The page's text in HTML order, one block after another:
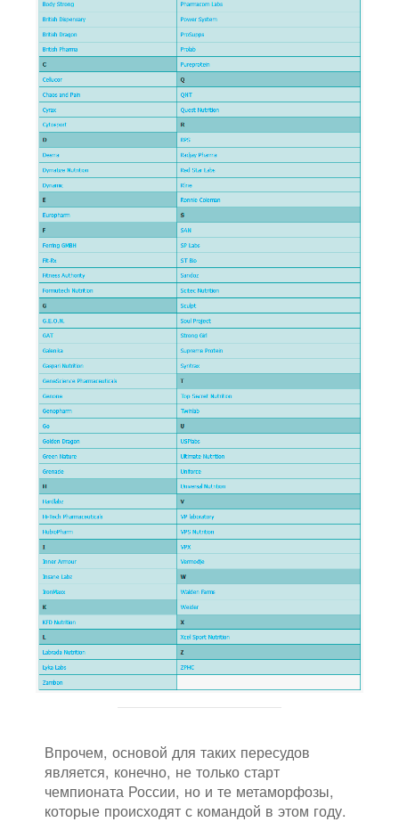
Впрочем, основой для таких пересудов
является, конечно, не только старт
чемпионата России, но и те метаморфозы,
которые происходят с командой в этом году.